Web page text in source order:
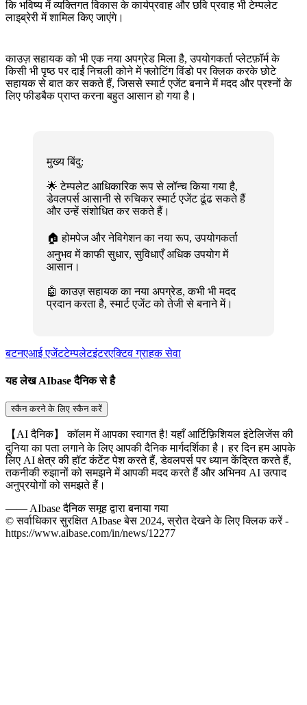
कि भविष्य में व्यक्तिगत विकास के कार्यप्रवाह और छवि प्रवाह भी टेम्पलेट
लाइब्रेरी में शामिल किए जाएंगे।
काउज़ सहायक को भी एक नया अपग्रेड मिला है, उपयोगकर्ता प्लेटफ़ॉर्म के
किसी भी पृष्ठ पर दाईं निचली कोने में फ्लोटिंग विंडो पर क्लिक करके छोटे
सहायक से बात कर सकते हैं, जिससे स्मार्ट एजेंट बनाने में मदद और प्रश्नों के
लिए फीडबैक प्राप्त करना बहुत आसान हो गया है।
मुख्य बिंदु:
🌟 टेम्पलेट आधिकारिक रूप से लॉन्च किया गया है,
डेवलपर्स आसानी से रुचिकर स्मार्ट एजेंट ढूंढ सकते हैं
और उन्हें संशोधित कर सकते हैं।
🏠 होमपेज और नेविगेशन का नया रूप, उपयोगकर्ता
अनुभव में काफी सुधार, सुविधाएँ अधिक उपयोग में
आसान।
🤖 काउज़ सहायक का नया अपग्रेड, कभी भी मदद
प्रदान करता है, स्मार्ट एजेंट को तेजी से बनाने में।
बटनएआई एजेंटटेम्पलेटइंटरएक्टिव ग्राहक सेवा
यह लेख AIbase दैनिक से है
स्कैन करने के लिए स्कैन करें
【AI दैनिक】 कॉलम में आपका स्वागत है! यहाँ आर्टिफ़िशियल इंटेलिजेंस की
दुनिया का पता लगाने के लिए आपकी दैनिक मार्गदर्शिका है। हर दिन हम आपके
लिए AI क्षेत्र की हॉट कंटेंट पेश करते हैं, डेवलपर्स पर ध्यान केंद्रित करते हैं,
तकनीकी रुझानों को समझने में आपकी मदद करते हैं और अभिनव AI उत्पाद
अनुप्रयोगों को समझते हैं।
—— AIbase दैनिक समूह द्वारा बनाया गया
© सर्वाधिकार सुरक्षित AIbase बेस 2024, स्रोत देखने के लिए क्लिक करें -
https://www.aibase.com/in/news/12277